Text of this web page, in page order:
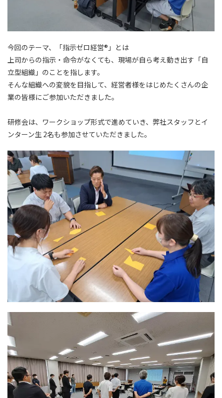
今回のテーマ、「指示ゼロ経営®」とは
上司からの指示・命令がなくても、現場が自ら考え動き出す「自
立型組織」のことを指します。
そんな組織への変貌を目指して、経営者様をはじめたくさんの企
業の皆様にご参加いただきました。
研修会は、ワークショップ形式で進めていき、弊社スタッフとイ
ンターン生 2名も参加させていただきました。